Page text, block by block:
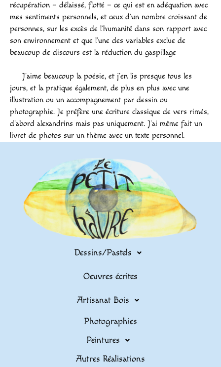
récupération – délaissé, flotté – ce qui est en adéquation avec
mes sentiments personnels, et ceux d’un nombre croissant de
personnes, sur les excès de l’humanité dans son rapport avec
son environnement et que l’une des variables exclue de
beaucoup de discours est la réduction du gaspillage
J’aime beaucoup la poésie, et j’en lis presque tous les
jours, et la pratique également, de plus en plus avec une
illustration ou un accompagnement par dessin ou
photographie. Je préfère une écriture classique de vers rimés,
d’abord alexandrins mais pas uniquement. J’ai même fait un
livret de photos sur un thème avec un texte personnel.
Dessins/Pastels
Oeuvres écrites
Artisanat Bois
Photographies
Peintures
Autres Réalisations